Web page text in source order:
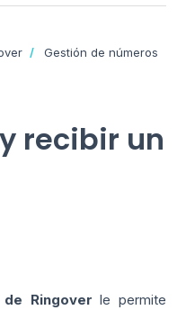
Gestión de números
recibir un
Ringover le permite